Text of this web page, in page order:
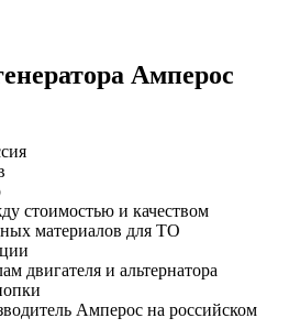
Амперос
стоимостью и качеством
материалов для ТО
двигателя и альтернатора
Амперос на российском